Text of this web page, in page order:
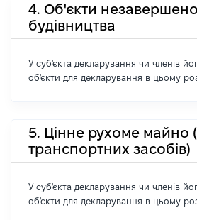
4. Об'єкти
будівництва
У суб'єкта декларування чи членів
об'єкти для декларування в цьому
5. Цінне рухоме майно
транспортних засобів)
У суб'єкта декларування чи членів
об'єкти для декларування в цьому